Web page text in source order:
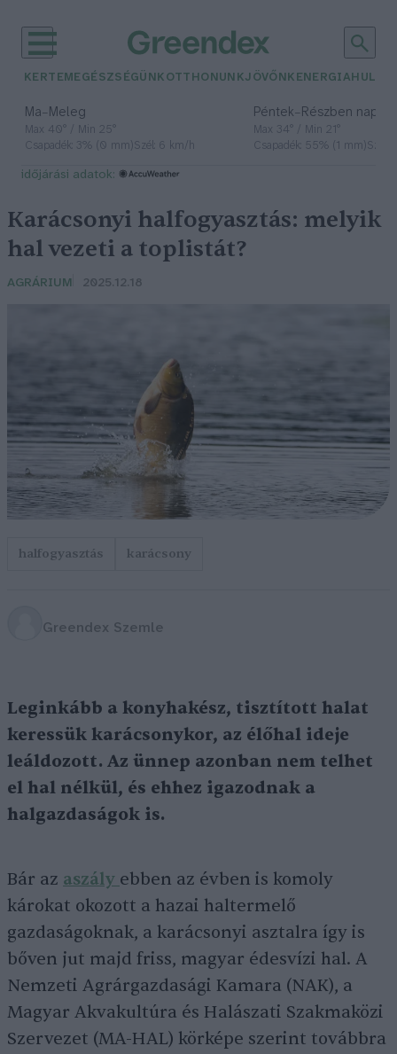
KERTEM EGÉSZSÉGÜNK OTTHONUNKJÖVŐNK ENERGIA
Ma– Meleg
Max 40° / Min 25°
Csapadék: 3% (0 mm)Szél: 6 km/h
Péntek– Részben
Max 34° / Min 21°
Csapadék: 55% (1 mm)Szél:
időjárási adatok:
Karácsonyi halfogyasztás: melyik
hal vezeti a toplistát?
AGRÁRIUM 2025.12.18
halfogyasztás karácsony
Greendex Szemle
Leginkább a konyhakész, tisztított halat
keressük karácsonykor, az élőhal ideje
leáldozott. Az ünnep azonban nem telhet
el hal nélkül, és ehhez igazodnak a
halgazdaságok is.
Bár az aszály ebben az évben is komoly
károkat okozott a hazai haltermelő
gazdaságoknak, a karácsonyi asztalra így is
bőven jut majd friss, magyar édesvízi hal. A
Nemzeti Agrárgazdasági Kamara (NAK), a
Magyar Akvakultúra és Halászati Szakmaközi
Szervezet (MA-HAL) körképe szerint továbbra